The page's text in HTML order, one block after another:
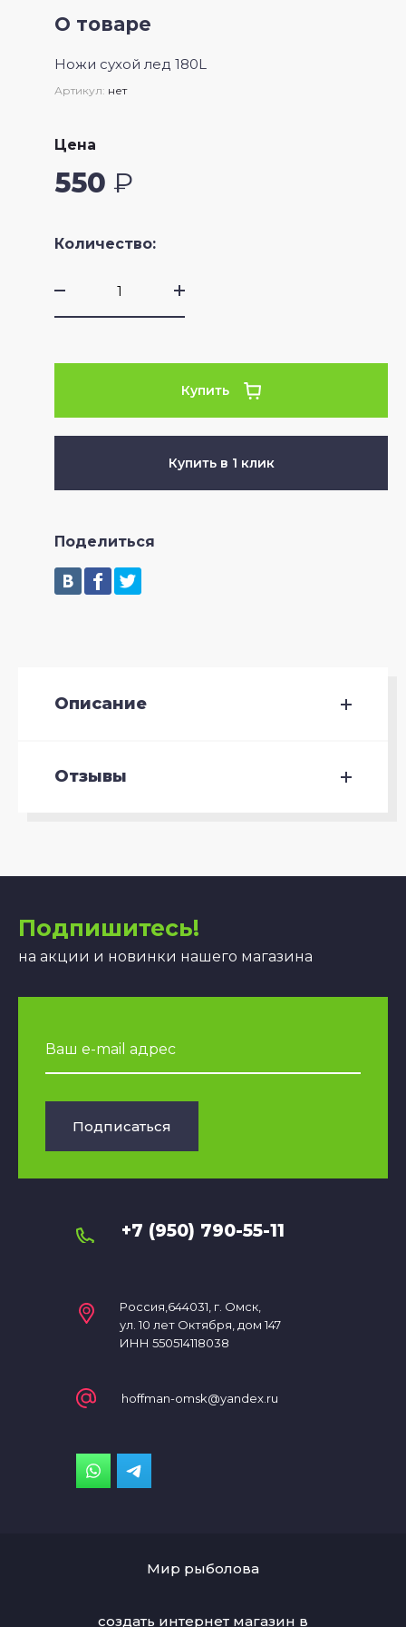
О товаре
Ножи сухой лед 180L
Артикул: нет
Цена
550 ₽
Количество:
Купить
Купить в 1 клик
Поделиться
Описание
Отзывы
Подпишитесь!
на акции и новинки нашего магазина
Подписаться
+7 (950) 790-55-11
Россия,644031, г. Омск,
ул. 10 лет Октября, дом 147
ИНН 550514118038
hoffman-omsk@yandex.ru
Мир рыболова
создать интернет магазин в